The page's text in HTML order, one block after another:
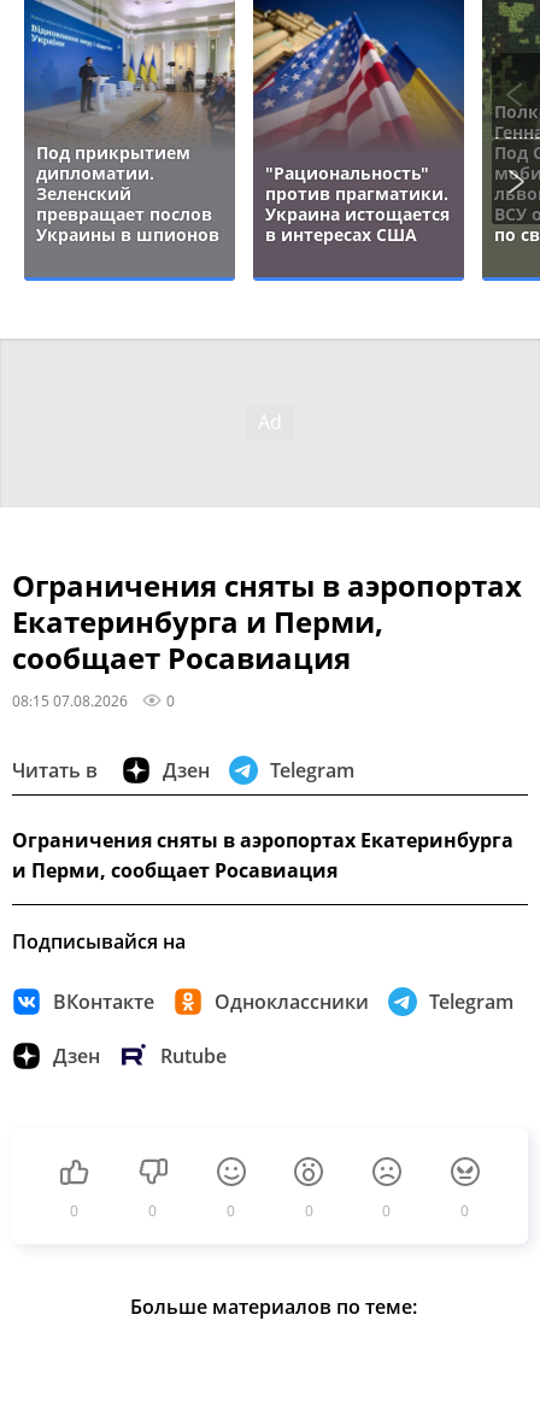
Под прикрытием
дипломатии.
Зеленский
превращает послов
Украины в шпионов
"Рациональность"
против прагматики.
Украина истощается
в интересах США
Под
ВСУ
по
Ограничения сняты в аэропортах
Екатеринбурга и Перми,
сообщает Росавиация
08:15 07.08.2026 0
Читать в Дзен Telegram
Ограничения сняты в аэропортах Екатеринбурга
и Перми, сообщает Росавиация
Подписывайся на
ВКонтакте Одноклассники Telegram
Дзен Rutube
0 0 0 0 0 0
Больше материалов по теме: